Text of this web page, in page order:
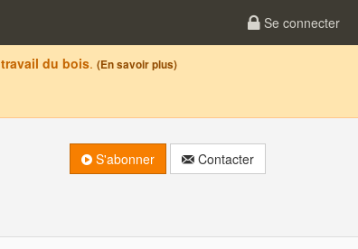
Se connecter
travail du bois. (En savoir plus)
S'abonner Contacter